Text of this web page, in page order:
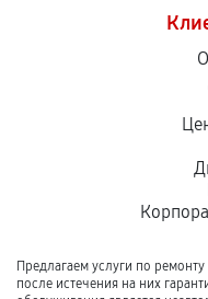
Предлагаем услуги по
после истечения на них